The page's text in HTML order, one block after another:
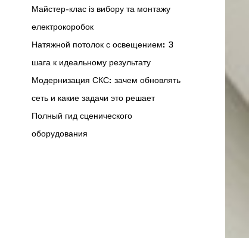
Майстер-клас із вибору та монтажу
електрокоробок
Натяжной потолок с освещением: 3
шага к идеальному результату
Модернизация СКС: зачем обновлять
сеть и какие задачи это решает
Полный гид сценического
оборудования